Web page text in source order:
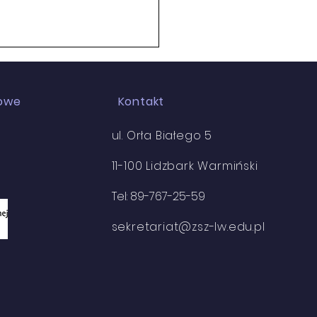
Kontakt
ul. Orła Białego 5
11-100 Lidzbark Warmiński
Tel: 89-767-25-59
sekretariat@zsz-lw.edu.pl